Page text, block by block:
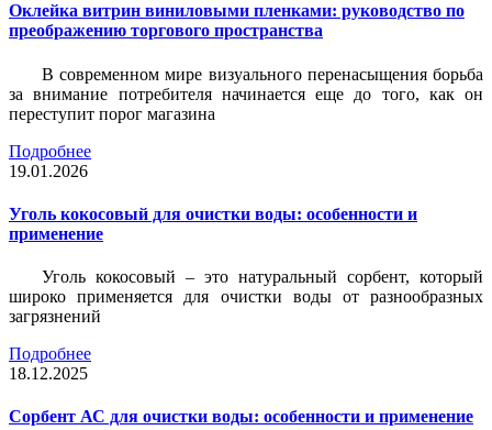
Оклейка витрин виниловыми пленками: руководство по
преображению торгового пространства
В современном мире визуального перенасыщения борьба
за внимание потребителя начинается еще до того, как он
переступит порог магазина
Подробнее
19.01.2026
Уголь кокосовый для очистки воды: особенности и
применение
Уголь кокосовый – это натуральный сорбент, который
широко применяется для очистки воды от разнообразных
загрязнений
Подробнее
18.12.2025
Сорбент АС для очистки воды: особенности и применение